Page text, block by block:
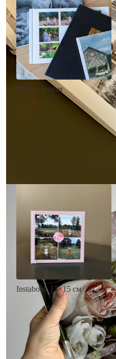
Минимализм
Instabook 15×15 см
• Декор на выбор
• Выбор цвета фона
• Загрузка фото и текста
Заказать